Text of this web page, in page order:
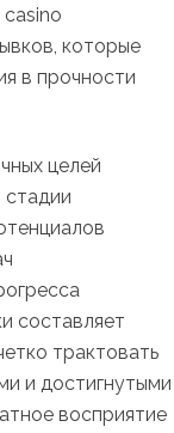
casino
которые
в прочности
целей
стадии
составляет
трактовать
и достигнутыми
восприятие